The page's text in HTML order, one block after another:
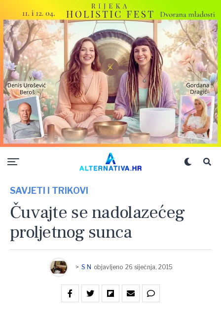
SAVJETI I TRIKOVI
Čuvajte se nadolazećeg
proljetnog sunca
> S N objavljeno 26 siječnja, 2015